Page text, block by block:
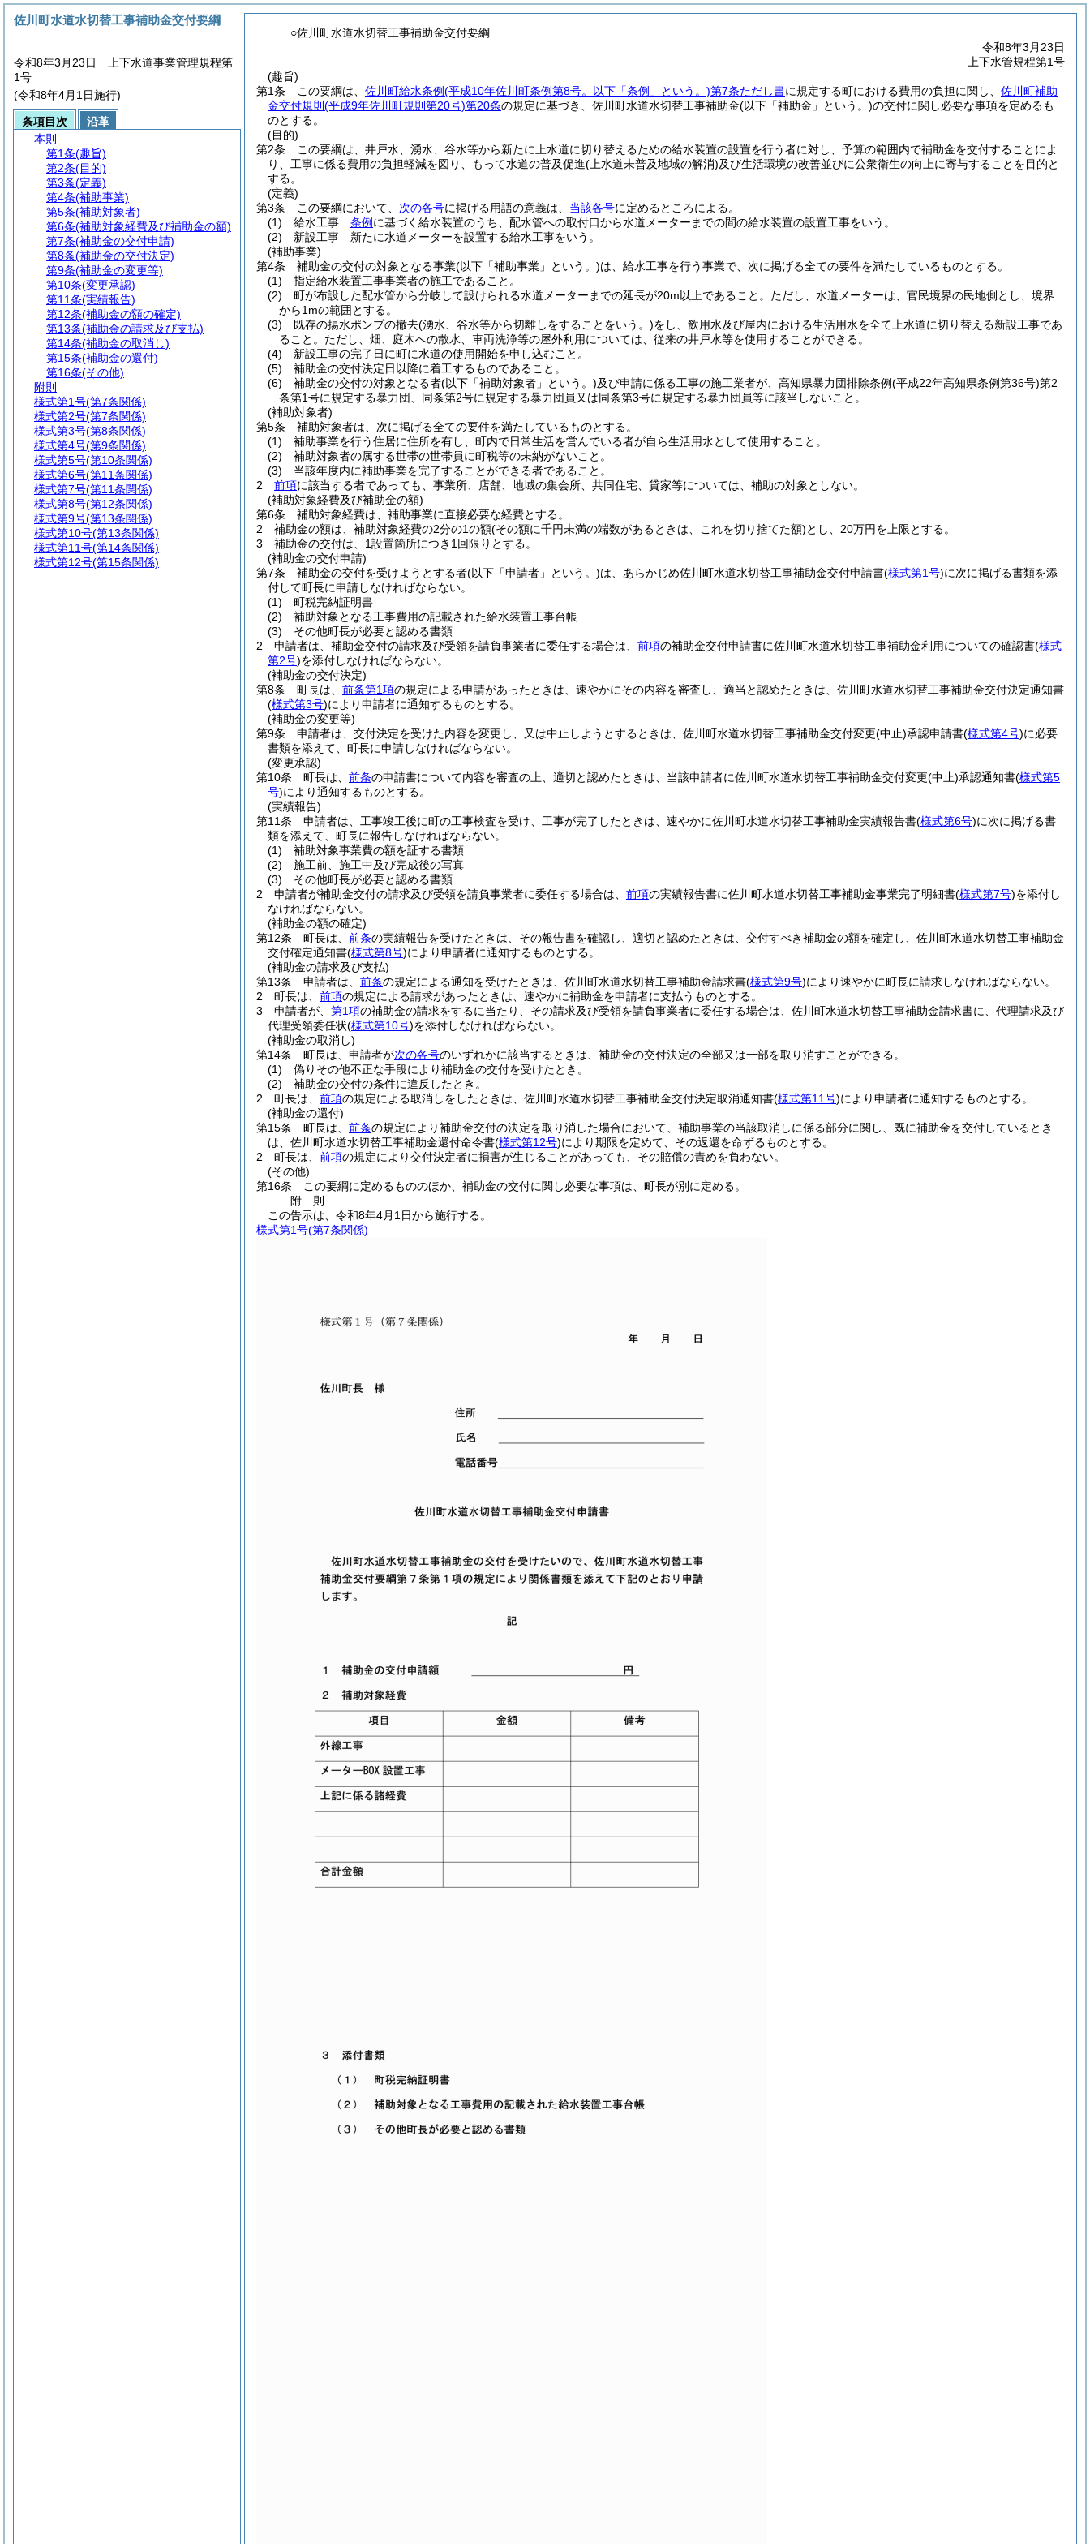
○佐川町水道水切替工事補助金交付要綱
令和8年3月23日
上下水管規程第1号
(趣旨)
第1条
この要綱は、 佐川町給水条例(平成10年佐川町条例第8号。以下「条例」という。)第7条ただし書に規定する町における費用の負担に関し、 佐川町補助
金交付規則 (平成9年佐川町規則第20号)第20条の規定に基づき、佐川町水道水切替工事補助金(以下「補助金」という。)の交付に関し必要な事項を定めるも
のとする。
(目的)
第2条
この要綱は、井戸水、湧水、谷水等から新たに上水道に切り替えるための給水装置の設置を行う者に対し、予算の範囲内で補助金を交付することによ
り、工事に係る費用の負担軽減を図り、もって水道の普及促進(上水道未普及地域の解消)及び生活環境の改善並びに公衆衛生の向上に寄与することを目的と
する。
(定義)
第3条
この要綱において、 次の各号に掲げる用語の意義は、 当該各号に定めるところによる。
(1)
給水工事 条例 に基づく給水装置のうち、配水管への取付口から水道メーターまでの間の給水装置の設置工事をいう。
(2)
新設工事 新たに水道メーターを設置する給水工事をいう。
(補助事業)
第4条
補助金の交付の対象となる事業(以下「補助事業」という。)は、給水工事を行う事業で、次に掲げる全ての要件を満たしているものとする。
(1)
指定給水装置工事事業者の施工であること。
(2)
町が布設した配水管から分岐して設けられる水道メーターまでの延長が20m以上であること。 ただし、水道メーターは、官民境界の民地側とし、境界
から1mの範囲とする。
(3)
既存の揚水ポンプの撤去(湧水、谷水等から切離しをすることをいう。)をし、飲用水及び屋内における生活用水を全て上水道に切り替える新設工事であ
ること。 ただし、畑、庭木への散水、車両洗浄等の屋外利用については、従来の井戸水等を使用することができる。
(4)
新設工事の完了日に町に水道の使用開始を申し込むこと。
(5)
補助金の交付決定日以降に着工するものであること。
(6)
補助金の交付の対象となる者(以下「補助対象者」という。)及び申請に係る工事の施工業者が、高知県暴力団排除条例(平成22年高知県条例第36号)第2
条第1号に規定する暴力団、同条第2号に規定する暴力団員又は同条第3号に規定する暴力団員等に該当しないこと。
(補助対象者)
第5条
補助対象者は、次に掲げる全ての要件を満たしているものとする。
(1)
補助事業を行う住居に住所を有し、町内で日常生活を営んでいる者が自ら生活用水として使用すること。
(2)
補助対象者の属する世帯の世帯員に町税等の未納がないこと。
(3)
当該年度内に補助事業を完了することができる者であること。
2
前項に該当する者であっても、事業所、店舗、地域の集会所、共同住宅、貸家等については、補助の対象としない。
(補助対象経費及び補助金の額)
第6条
補助対象経費は、補助事業に直接必要な経費とする。
2
補助金の額は、補助対象経費の2分の1の額(その額に千円未満の端数があるときは、これを切り捨てた額)とし、20万円を上限とする。
3
補助金の交付は、1設置箇所につき1回限りとする。
(補助金の交付申請)
第7条
補助金の交付を受けようとする者(以下「申請者」という。)は、あらかじめ佐川町水道水切替工事補助金交付申請書(様式第1号)に次に掲げる書類を添
付して町長に申請しなければならない。
(1)
町税完納証明書
(2)
補助対象となる工事費用の記載された給水装置工事台帳
(3)
その他町長が必要と認める書類
2
申請者は、補助金交付の請求及び受領を請負事業者に委任する場合は、 前項の補助金交付申請書に佐川町水道水切替工事補助金利用についての確認書(様式
第2号)を添付しなければならない。
(補助金の交付決定)
第8条
町長は、 前条第1項の規定による申請があったときは、速やかにその内容を審査し、適当と認めたときは、佐川町水道水切替工事補助金交付決定通知書
(様式第3号)により申請者に通知するものとする。
(補助金の変更等)
第9条
申請者は、交付決定を受けた内容を変更し、又は中止しようとするときは、佐川町水道水切替工事補助金交付変更(中止)承認申請書(様式第4号)に必要
書類を添えて、町長に申請しなければならない。
(変更承認)
第10条
町長は、 前条の申請書について内容を審査の上、適切と認めたときは、当該申請者に佐川町水道水切替工事補助金交付変更(中止)承認通知書(様式第5
号)により通知するものとする。
(実績報告)
第11条
申請者は、工事竣工後に町の工事検査を受け、工事が完了したときは、速やかに佐川町水道水切替工事補助金実績報告書(様式第6号)に次に掲げる書
類を添えて、町長に報告しなければならない。
(1)
補助対象事業費の額を証する書類
(2)
施工前、施工中及び完成後の写真
(3)
その他町長が必要と認める書類
2
申請者が補助金交付の請求及び受領を請負事業者に委任する場合は、 前項の実績報告書に佐川町水道水切替工事補助金事業完了明細書(様式第7号)を添付し
なければならない。
(補助金の額の確定)
第12条
町長は、 前条の実績報告を受けたときは、その報告書を確認し、適切と認めたときは、交付すべき補助金の額を確定し、佐川町水道水切替工事補助金
交付確定通知書(様式第8号)により申請者に通知するものとする。
(補助金の請求及び支払)
第13条
申請者は、 前条の規定による通知を受けたときは、佐川町水道水切替工事補助金請求書(様式第9号)により速やかに町長に請求しなければならない。
2
町長は、 前項の規定による請求があったときは、速やかに補助金を申請者に支払うものとする。
3
申請者が、 第1項の補助金の請求をするに当たり、その請求及び受領を請負事業者に委任する場合は、佐川町水道水切替工事補助金請求書に、代理請求及び
代理受領委任状(様式第10号)を添付しなければならない。
(補助金の取消し)
第14条
町長は、申請者が次の各号のいずれかに該当するときは、補助金の交付決定の全部又は一部を取り消すことができる。
(1)
偽りその他不正な手段により補助金の交付を受けたとき。
(2)
補助金の交付の条件に違反したとき。
2
町長は、 前項の規定による取消しをしたときは、佐川町水道水切替工事補助金交付決定取消通知書(様式第11号)により申請者に通知するものとする。
(補助金の還付)
第15条
町長は、 前条の規定により補助金交付の決定を取り消した場合において、補助事業の当該取消しに係る部分に関し、既に補助金を交付しているとき
は、佐川町水道水切替工事補助金還付命令書(様式第12号)により期限を定めて、その返還を命ずるものとする。
2
町長は、 前項の規定により交付決定者に損害が生じることがあっても、その賠償の責めを負わない。
(その他)
第16条
この要綱に定めるもののほか、補助金の交付に関し必要な事項は、町長が別に定める。
附 則
この告示は、令和8年4月1日から施行する。
様式第1号(第7条関係)
佐川町水道水切替工事補助金交付要綱
令和8年3月23日 上下水道事業管理規程第
1号
(令和8年4月1日施行)
条項目次
沿革
本則
第1条(趣旨)
第2条(目的)
第3条(定義)
第4条(補助事業)
第5条(補助対象者)
第6条(補助対象経費及び補助金の額)
第7条(補助金の交付申請)
第8条(補助金の交付決定)
第9条(補助金の変更等)
第10条(変更承認)
第11条(実績報告)
第12条(補助金の額の確定)
第13条(補助金の請求及び支払)
第14条(補助金の取消し)
第15条(補助金の還付)
第16条(その他)
附則
様式第1号(第7条関係)
様式第2号(第7条関係)
様式第3号(第8条関係)
様式第4号(第9条関係)
様式第5号(第10条関係)
様式第6号(第11条関係)
様式第7号(第11条関係)
様式第8号(第12条関係)
様式第9号(第13条関係)
様式第10号(第13条関係)
様式第11号(第14条関係)
様式第12号(第15条関係)